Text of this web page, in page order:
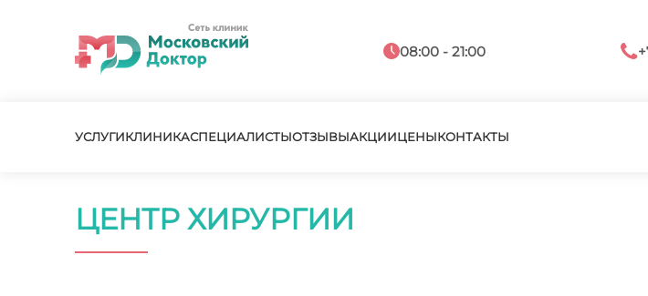
08:00 - 21:00
УСЛУГИКЛИНИКАСПЕЦИАЛИСТЫОТЗЫВЫАКЦИИЦЕНЫКОНТАКТЫ
ЦЕНТР ХИРУРГИИ